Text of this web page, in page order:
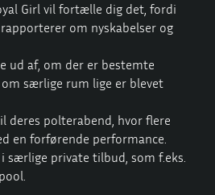
Girl vil fortælle dig det, fordi
om nyskabelser og
ud af, om der er bestemte
særlige rum lige er blevet
deres polterabend, hvor flere
en forførende performance.
særlige private tilbud, som f.eks.